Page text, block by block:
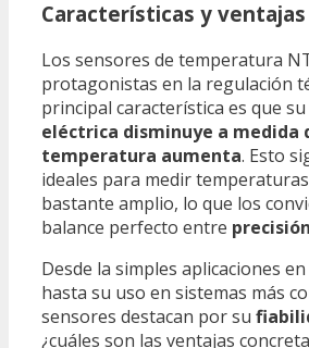
Características y ventajas
Los sensores de temperatura
protagonistas en la regulación
principal característica es que su
eléctrica disminuye a medida
temperatura aumenta. Esto
ideales para medir
bastante amplio, lo que los
balance perfecto entre
Desde la simples aplicaciones en
hasta su uso en sistemas más
sensores destacan por su
¿cuáles son las ventajas